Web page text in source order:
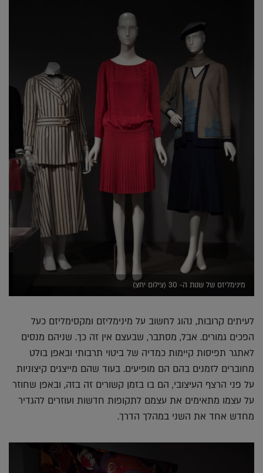
מינימליזם של שנות ה- 30 (צילום יחצ)
לעיתים קרובות, נהוג לחשוב על מינימליזם ומקסימליזם כעל
הפכים גמורים. אבל, מסתבר, שבעצם אין זה כך. שניהם מנסים
לאתגר תפיסות קיימות כמדיה של ביטוי תרבותי ובאפן בולט
מחוברים לזמנים בהם הם מופיעים. בעוד שהם מייצגים קיצוניות
על פני הרצף העיצובי, הם בו בזמן קשורים זה בזה, ובאפן שחוזר
על עצמו מתאימים את עצמם לתקופות חדשות ועוזרים להגדיר
מחדש אחד את השני במהלך הדרך.